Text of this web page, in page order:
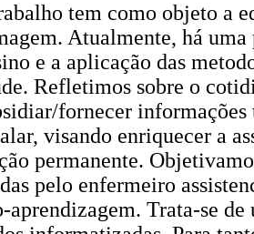
tem como objeto a
Atualmente, há
e a aplicação das
Refletimos sobre o
fornecer
visando enriquecer a
permanente.
pelo enfermeiro
aprendizagem. Trata-se